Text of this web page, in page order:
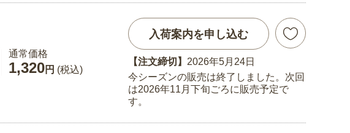
通常価格
1,320円 (税込)
入荷案内を申し込む
【注文締切】 2026年5月24日
今シーズンの販売は終了しました。次回
は2026年11月下旬ごろに販売予定で
す。